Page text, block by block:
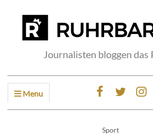
Journalisten bloggen das
Menu
Sport